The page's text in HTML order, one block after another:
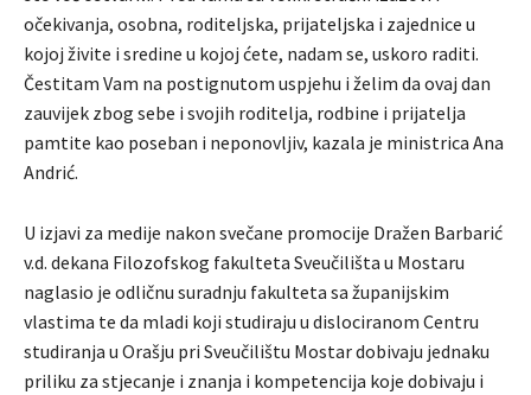
očekivanja, osobna, roditeljska, prijateljska i zajednice u
kojoj živite i sredine u kojoj ćete, nadam se, uskoro raditi.
Čestitam Vam na postignutom uspjehu i želim da ovaj dan
zauvijek zbog sebe i svojih roditelja, rodbine i prijatelja
pamtite kao poseban i neponovljiv, kazala je ministrica Ana
Andrić.
U izjavi za medije nakon svečane promocije Dražen Barbarić
v.d. dekana Filozofskog fakulteta Sveučilišta u Mostaru
naglasio je odličnu suradnju fakulteta sa županijskim
vlastima te da mladi koji studiraju u dislociranom Centru
studiranja u Orašju pri Sveučilištu Mostar dobivaju jednaku
priliku za stjecanje i znanja i kompetencija koje dobivaju i